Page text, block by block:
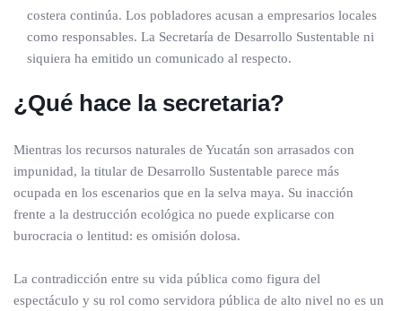
costera continúa. Los pobladores acusan a empresarios locales
como responsables. La Secretaría de Desarrollo Sustentable ni
siquiera ha emitido un comunicado al respecto.
¿Qué hace la secretaria?
Mientras los recursos naturales de Yucatán son arrasados con
impunidad, la titular de Desarrollo Sustentable parece más
ocupada en los escenarios que en la selva maya. Su inacción
frente a la destrucción ecológica no puede explicarse con
burocracia o lentitud: es omisión dolosa.
La contradicción entre su vida pública como figura del
espectáculo y su rol como servidora pública de alto nivel no es un